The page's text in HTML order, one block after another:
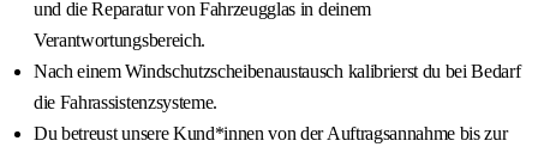
und die Reparatur von Fahrzeugglas in deinem
Verantwortungsbereich.
Nach einem Windschutzscheibenaustausch kalibrierst du bei Bedarf
die Fahrassistenzsysteme.
Du betreust unsere Kund*innen von der Auftragsannahme bis zur